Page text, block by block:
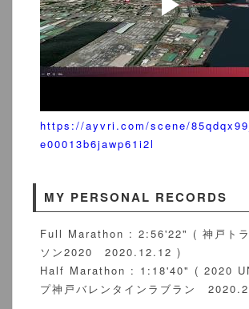
https://ayvri.com/scene/
e00013b6jawp61i2l
MY PERSONAL RECORDS
Full Marathon : 2:56'22" ( 神戸トラ
ソン2020 2020.12.12 )
Half Marathon : 1:18'40" ( 2020
プ神戸バレンタインラブラン